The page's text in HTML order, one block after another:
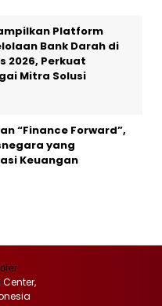
Platform
Bank Darah di
2026, Perkuat
Mitra Solusi
“Finance Forward”,
yang
Keuangan